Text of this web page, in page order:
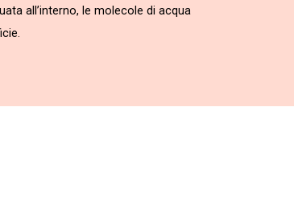
all’interno, le molecole di acqua